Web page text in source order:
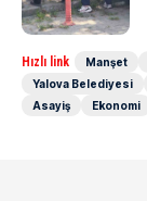
Hızlı link Manşet
Yalova Belediyesi
Asayiş
Ekonomi